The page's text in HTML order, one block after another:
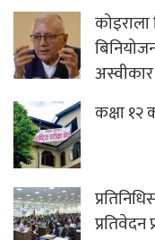
अस्वीकार
कक्षा १२
प्रतिवेदन